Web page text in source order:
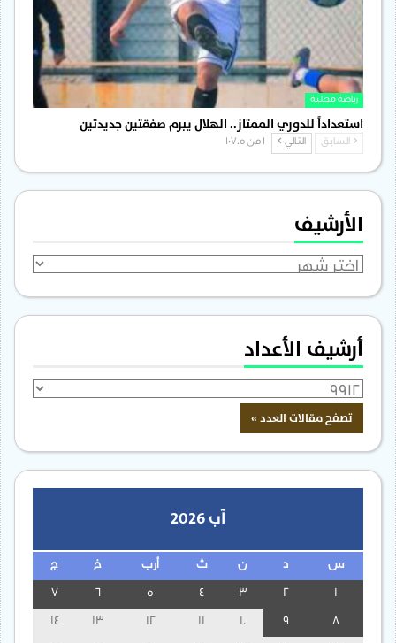
رياضة محلية
استعداداً للدوري الممتاز.. الهلال يبرم صفقتين جديدتين
السابق التالي
الأرشيف
الأرشيف
أرشيف الأعداد
آب 2026
س ن ث أرب خ ج
3
13
14